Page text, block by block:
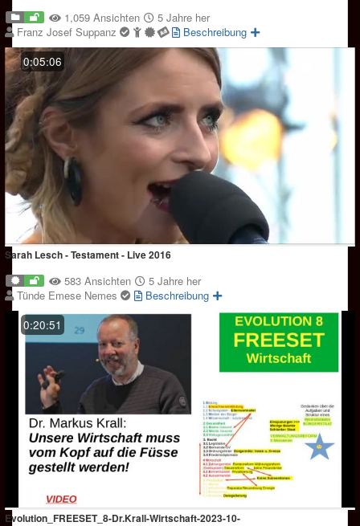
1,059 Ansichten
5 Jahre her
Franz Josef Suppanz
Beschreibung
0:05:06
Sarah Lesch - Testament - Live 2016
583 Ansichten
5 Jahre her
Tünde Emese Nemes
Beschreibung
0:20:51
Evolution_FREESET_8-Dr.Krall-Wirtschaft-2023-10-